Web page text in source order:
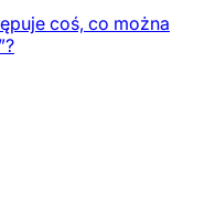
coś, co można